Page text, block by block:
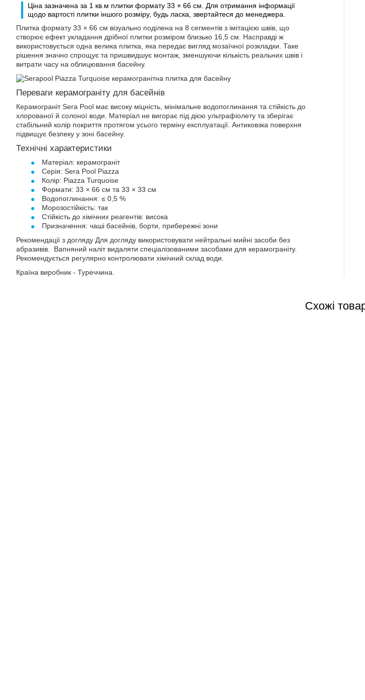
Ціна зазначена за 1 кв.м плитки формату 33 × 66 см. Для отримання інформації
щодо вартості плитки іншого розміру, будь ласка, звертайтеся до менеджера.
Плитка формату 33 × 66 см візуально поділена на 8 сегментів з імітацією швів, що
створює ефект укладання дрібної плитки розміром близько 16,5 см. Насправді ж
використовується одна велика плитка, яка передає вигляд мозаїчної розкладки. Таке
рішення значно спрощує та пришвидшує монтаж, зменшуючи кількість реальних швів і
витрати часу на облицювання басейну.
Переваги керамограніту для басейнів
Керамограніт Sera Pool має високу міцність, мінімальне водопоглинання та стійкість до
хлорованої й солоної води. Матеріал не вигорає під дією ультрафіолету та зберігає
стабільний колір покриття протягом усього терміну експлуатації. Антиковзка поверхня
підвищує безпеку у зоні басейну.
Технічні характеристики
Матеріал: керамограніт
Серія: Sera Pool Piazza
Колір: Piazza Turquoise
Формати: 33 × 66 см та 33 × 33 см
Водопоглинання: ≤ 0,5 %
Морозостійкість: так
Стійкість до хімічних реагентів: висока
Призначення: чаші басейнів, борти, прибережні зони
Рекомендації з догляду Для догляду використовувати нейтральні мийні засоби без
абразивів. Вапняний наліт видаляти спеціалізованими засобами для керамограніту.
Рекомендується регулярно контролювати хімічний склад води.
Країна виробник - Туреччина.
Схожі